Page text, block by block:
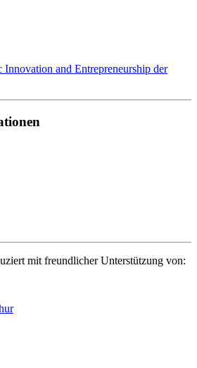
Innovation and Entrepreneurship der
mit freundlicher Unterstützung von: